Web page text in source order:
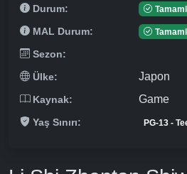
Durum:
MAL Durum:
Sezon:
Ülke:
Japon
Kaynak: Game
Yaş Sınırı: PG-13 -